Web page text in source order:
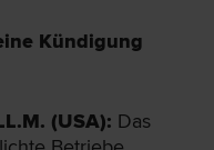
Kündigung
(USA): Das